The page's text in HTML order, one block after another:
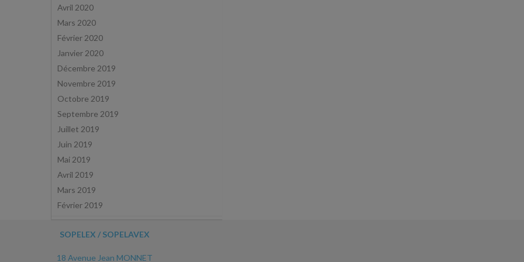
Avril 2020
Mars 2020
Février 2020
Janvier 2020
Décembre 2019
Novembre 2019
Octobre 2019
Septembre 2019
Juillet 2019
Juin 2019
Mai 2019
Avril 2019
Mars 2019
Février 2019
SOPELEX / SOPELAVEX
18 Avenue Jean MONNET